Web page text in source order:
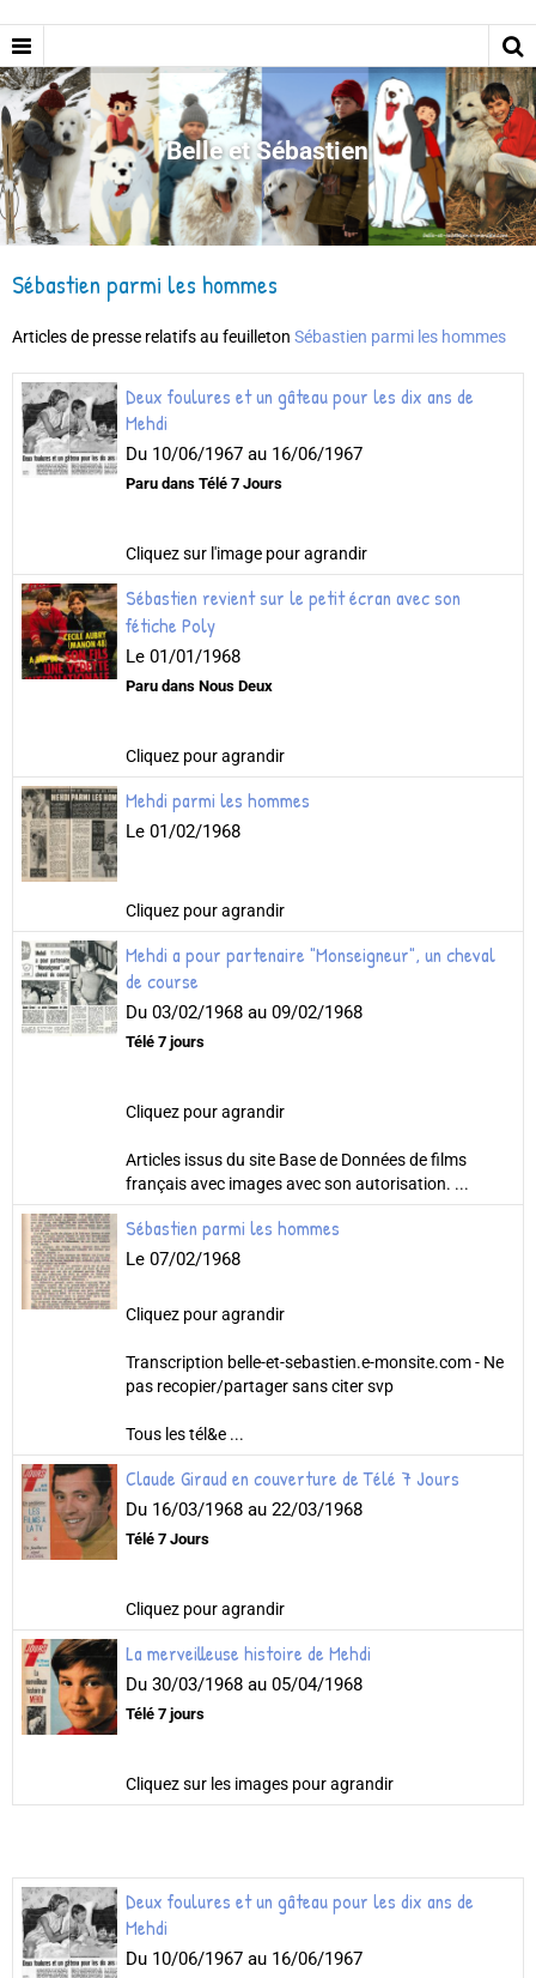
Belle et Sébastien
Sébastien parmi les hommes
Articles de presse relatifs au feuilleton Sébastien parmi les hommes
Deux foulures et un gâteau pour les dix ans de
Mehdi
Du 10/06/1967 au 16/06/1967
Paru dans Télé 7 Jours
Cliquez sur l'image pour agrandir
Sébastien revient sur le petit écran avec son
fétiche Poly
Le 01/01/1968
Paru dans Nous Deux
Cliquez pour agrandir
Mehdi parmi les hommes
Le 01/02/1968
Cliquez pour agrandir
Mehdi a pour partenaire "Monseigneur", un cheval
de course
Du 03/02/1968 au 09/02/1968
Télé 7 jours
Cliquez pour agrandir
Articles issus du site Base de Données de films
français avec images avec son autorisation. ...
Sébastien parmi les hommes
Le 07/02/1968
Cliquez pour agrandir
Transcription belle-et-sebastien.e-monsite.com - Ne
pas recopier/partager sans citer svp
Tous les tél&e ...
Claude Giraud en couverture de Télé 7 Jours
Du 16/03/1968 au 22/03/1968
Télé 7 Jours
Cliquez pour agrandir
La merveilleuse histoire de Mehdi
Du 30/03/1968 au 05/04/1968
Télé 7 jours
Cliquez sur les images pour agrandir
Deux foulures et un gâteau pour les dix ans de
Mehdi
Du 10/06/1967 au 16/06/1967